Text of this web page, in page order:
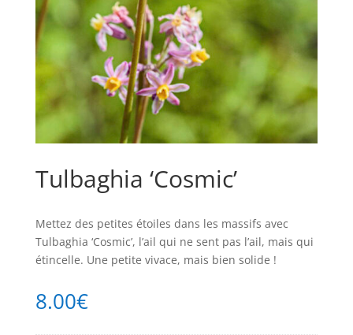
Tulbaghia ‘Cosmic’
Mettez des petites étoiles dans les massifs avec
Tulbaghia ‘Cosmic’, l’ail qui ne sent pas l’ail, mais qui
étincelle. Une petite vivace, mais bien solide !
8.00€